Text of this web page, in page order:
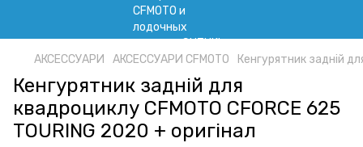
АКСЕССУАРИ АКСЕССУАРИ CFMOTO Кенгурятник задній
Кенгурятник задній для
квадроциклу CFMOTO CFORCE 625
TOURING 2020 + оригінал